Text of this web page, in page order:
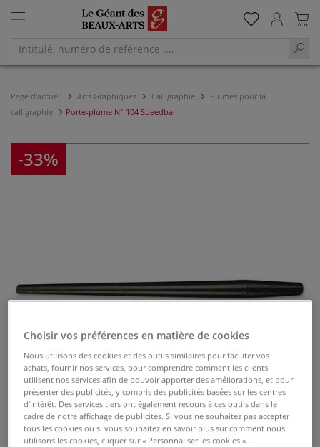
Page d'accueil Arts Graphiques Calligraphie
Plumes pour la
calligraphie
Porte-plume N° 104 Speedbal
-33%
Choisir vos préférences en matière de cookies
Nous utilisons des cookies et des outils similaires pour faciliter vos
achats, fournir nos services, pour comprendre comment les clients
utilisent nos services afin de pouvoir apporter des améliorations, et pour
présenter des publicités, y compris des publicités basées sur les centres
d’intérêt. Des services tiers ont également recours à ces outils dans le
cadre de notre affichage de publicités. Si vous ne souhaitez pas accepter
tous les cookies ou si vous souhaitez en savoir plus sur comment nous
utilisons les cookies, cliquer sur « Personnaliser les cookies ».